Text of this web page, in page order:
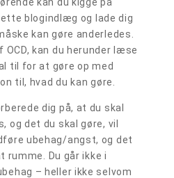
blogindlæg og lade dig
kan gøre anderledes.
OCD, kan du herunder læse
til for at gøre op med
til, hvad du kan gøre.
dig på, at du skal
og det du skal gøre, vil
ubehag/angst, og det
rumme. Du går ikke i
– heller ikke selvom